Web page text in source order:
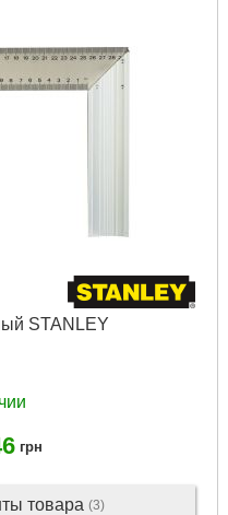
STANLEY
грн
товара (3)